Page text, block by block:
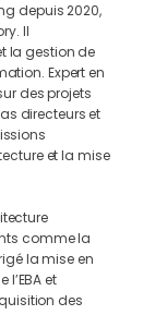
depuis 2020,
Il
la gestion de
Expert en
des projets
directeurs et
et la mise
comme la
la mise en
et
des